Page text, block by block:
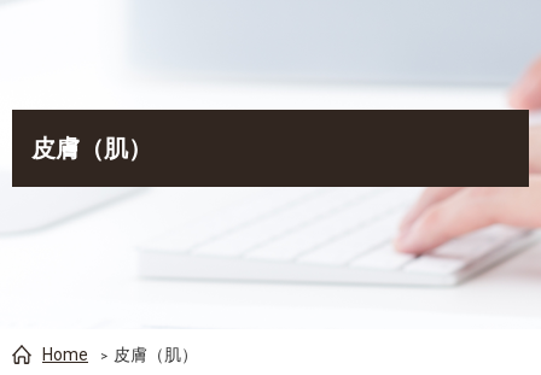
皮膚（肌）
Home 皮膚（肌）